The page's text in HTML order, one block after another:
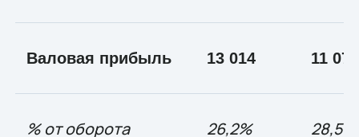
Валовая прибыль 13 014 11 077
% от оборота 26,2% 28,5%